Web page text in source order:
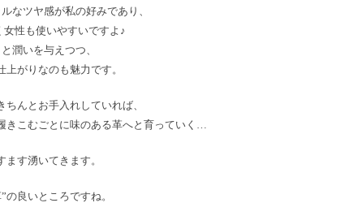
なツヤ感が私の好みであり、
女性も使いやすいですよ♪
潤いを与えつつ、
上がりなのも魅力です。
ちんとお手入れしていれば、
きこむごとに味のある革へと育っていく…
ます湧いてきます。
の良いところですね。